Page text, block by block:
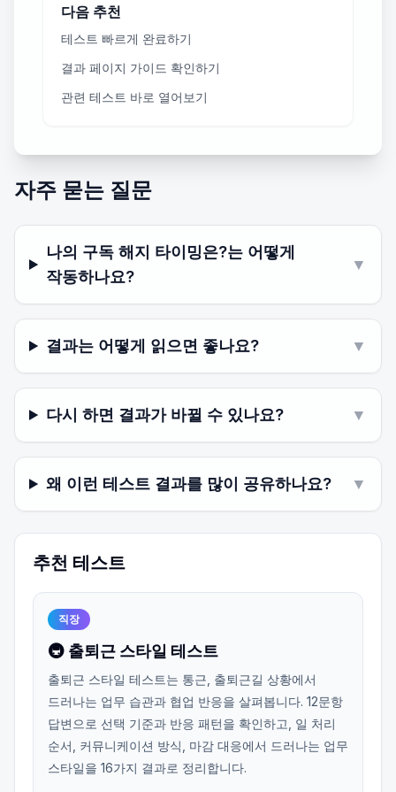
다음 추천
테스트 빠르게 완료하기
결과 페이지 가이드 확인하기
관련 테스트 바로 열어보기
자주 묻는 질문
나의 구독 해지 타이밍은?는 어떻게
작동하나요?
▼
결과는 어떻게 읽으면 좋나요? ▼
다시 하면 결과가 바뀔 수 있나요? ▼
왜 이런 테스트 결과를 많이 공유하나요? ▼
추천 테스트
직장
🚇 출퇴근 스타일 테스트
출퇴근 스타일 테스트는 통근, 출퇴근길 상황에서
드러나는 업무 습관과 협업 반응을 살펴봅니다. 12문항
답변으로 선택 기준과 반응 패턴을 확인하고, 일 처리
순서, 커뮤니케이션 방식, 마감 대응에서 드러나는 업무
스타일을 16가지 결과로 정리합니다.